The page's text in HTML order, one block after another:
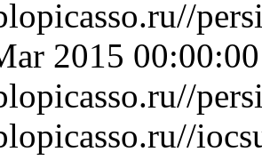
2015